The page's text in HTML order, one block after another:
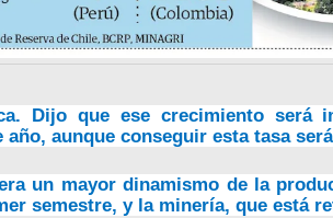
Dijo que ese crecimiento será
año, aunque conseguir esta tasa
un mayor dinamismo de la
semestre, y la minería, que está